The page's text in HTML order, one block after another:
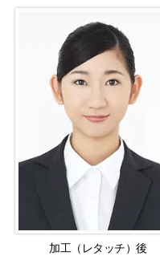
加工（レタッチ）後